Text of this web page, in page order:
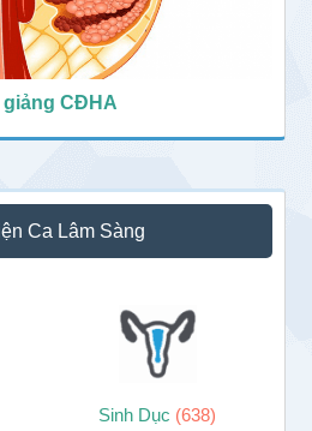
giảng CĐHA
Ca Lâm Sàng
Sinh Dục (638)